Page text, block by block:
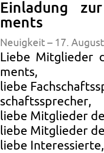
Ein­la­dung
ments
Neu­ig­keit – 17.
Liebe Mit­glie­der
ments,
liebe
schafts­spre­cher,
liebe Mit­glie­der
liebe Mit­glie­der
liebe In­ter­es­sier­te,